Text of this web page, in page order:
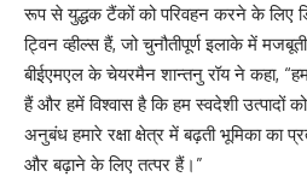
रूप से युद्धक टैंकों को परिवहन करने के लिए
ट्विन व्हील्स हैं, जो चुनौतीपूर्ण इलाके में
बीईएमएल के चेयरमैन शान्तनु रॉय ने कहा,
हैं और हमें विश्वास है कि हम स्वदेशी उत्पादों
अनुबंध हमारे रक्षा क्षेत्र में बढ़ती भूमिका का
और बढ़ाने के लिए तत्पर हैं।”